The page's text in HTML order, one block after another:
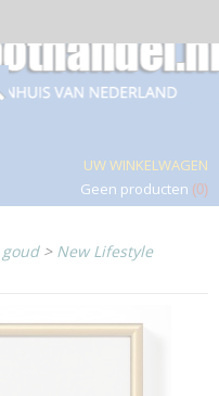
UW WINKELWAGEN
Geen producten (0)
goud> New Lifestyle